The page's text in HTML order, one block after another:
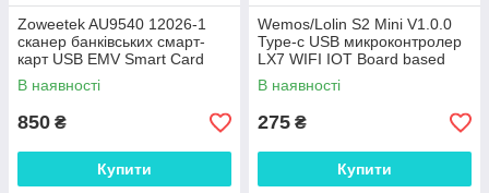
Zoweetek AU9540 12026-1
сканер банківських смарт-
карт USB EMV Smart Card
Reader ISO 7816 Chip
В наявності
850 ₴
Купити
Wemos/Lolin S2 Mini V1.0.0
Type-c USB микроконтролер
LX7 WIFI IOT Board based
ESP32-S2FN4R2 ESP32-S2
4MB FLASH
В наявності
275 ₴
Купити